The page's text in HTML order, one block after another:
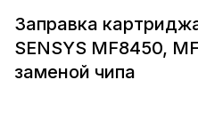
Заправка
SENSYS MF8450,
заменой чипа